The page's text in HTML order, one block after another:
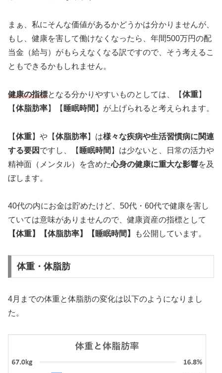
まぁ、私にそんな価値があるかどうかは分かりませんが、
もし、健康を害して働けなくなったら、年間500万円の配
当金（給与）がもらえなくなる訳ですので、そう考えるこ
ともできるかもしれません。
健康の指標となる分かりやすいものとしては、【体重】
【体脂肪率】【 睡眠時間 】が上げられると考えられます。
【体重】や【体脂肪率】は様々な疾病や生活習慣病に関連
する要因 ですし、【 睡眠時間 】は少ないと、日常の活力や
精神面（メンタル）を含めた心身の健康に重大な影響を及
ぼします。
40代の内にお金は貯めたけど、50代・60代で健康を害し
ていては意味がありませんので、健康資産の指標として
【体重】【体脂肪率】【睡眠時間】
も公開しています。
体重・体脂肪
4月までの体重と体脂肪の変化は以下のようになりまし
た。